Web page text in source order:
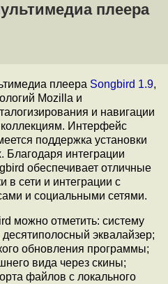
плеера
плеера Songbird 1.9,
Mozilla и
и навигации
Интерфейс
поддержка установки
Благодаря интеграции
обеспечивает отличные
в сети и интеграции с
и социальными сетями.
можно отметить: систему
эквалайзер;
обновления программы;
вида через скины;
файлов с локального